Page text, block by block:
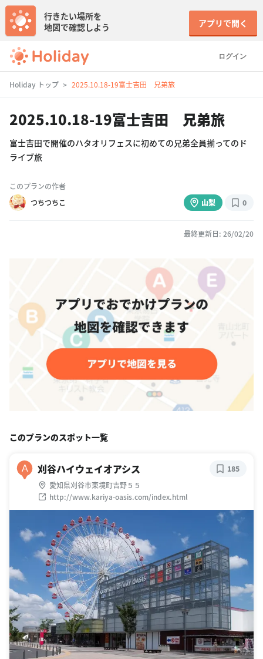
ログイン
行きたい場所を
地図で確認しよう
アプリで開く
Holiday トップ 2025.10.18-19富士吉田 兄弟旅
2025.10.18-19富士吉田 兄弟旅
富士吉田で開催のハタオリフェスに初めての兄弟全員揃ってのド
ライブ旅
このプランの作者
つちつちこ
山梨 0
最終更新日: 26/02/20
このプランのスポット一覧
A 刈谷ハイウェイオアシス
愛知県刈谷市東境町吉野５５
http://www.kariya-oasis.com/index.html
185